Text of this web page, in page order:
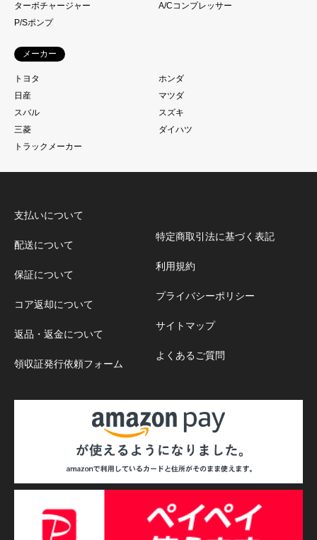
ターボチャージャー
A/Cコンプレッサー
P/Sポンプ
メーカー
トヨタ
ホンダ
日産
マツダ
スバル
スズキ
三菱
ダイハツ
トラックメーカー
支払いについて
配送について
保証について
コア返却について
返品・返金について
領収証発行依頼フォーム
特定商取引法に基づく表記
利用規約
プライバシーポリシー
サイトマップ
よくあるご質問